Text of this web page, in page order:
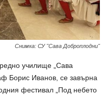
Снимка: СУ "Сава Доброплодни"
училище „Сава
Борис Иванов, се завърна
фестивал „Под небето